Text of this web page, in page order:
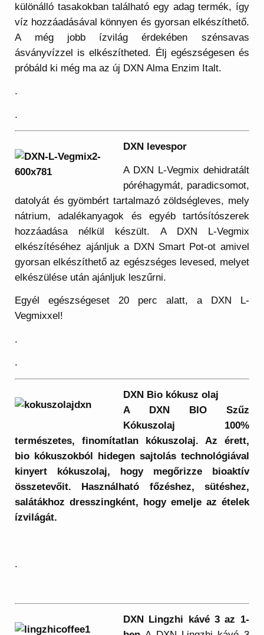
különálló tasakokban található egy adag termék, így
víz hozzáadásával könnyen és gyorsan elkészíthető.
A még jobb ízvilág érdekében szénsavas
ásványvízzel is elkészítheted. Élj egészségesen és
próbáld ki még ma az új DXN Alma Enzim Italt.
.
.
DXN levespor
A DXN L-Vegmix dehidratált
póréhagymát, paradicsomot,
datolyát és gyömbért tartalmazó zöldségleves, mely
nátrium, adalékanyagok és egyéb tartósítószerek
hozzáadása nélkül készült. A DXN L-Vegmix
elkészítéséhez ajánljuk a DXN Smart Pot-ot amivel
gyorsan elkészíthető az egészséges levesed, melyet
elkészülése után ajánljuk leszűrni.
Egyél egészségeset 20 perc alatt, a DXN L-
Vegmixxel!
.
.
DXN Bio kókusz olaj
A DXN BIO Szűz
Kókuszolaj 100%
természetes, finomítatlan kókuszolaj. Az érett,
bio kókuszokból hidegen sajtolás technológiával
kinyert kókuszolaj, hogy megőrizze bioaktív
összetevőit. Használható főzéshez, sütéshez,
salátákhoz dresszingként, hogy emelje az ételek
ízvilágát.
.
DXN Lingzhi kávé 3 az 1-